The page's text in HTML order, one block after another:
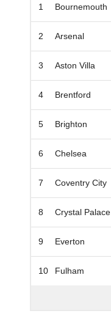
1 Bournemouth
2 Arsenal
3 Aston Villa
4 Brentford
5 Brighton
6 Chelsea
7 Coventry City
8 Crystal Palace
9 Everton
10 Fulham